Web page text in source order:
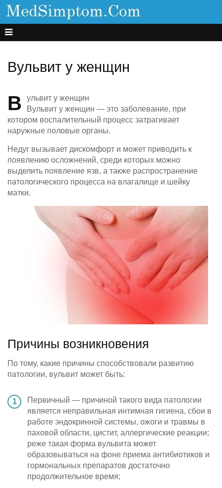
Вульвит у женщин
В
ульвит у женщин
Вульвит у женщин — это заболевание, при
котором воспалительный процесс затрагивает
наружные половые органы.
Недуг вызывает дискомфорт и может приводить к
появлению осложнений, среди которых можно
выделить появление язв, а также распространение
патологического процесса на влагалище и шейку
матки.
Причины возникновения
По тому, какие причины способствовали развитию
патологии, вульвит может быть:
Первичный — причиной такого вида патологии
является неправильная интимная гигиена, сбои в
работе эндокринной системы, ожоги и травмы в
паховой области, цистит, аллергические реакции;
реже такая форма вульвита может
образовываться на фоне приема антибиотиков и
гормональных препаратов достаточно
продолжительное время;